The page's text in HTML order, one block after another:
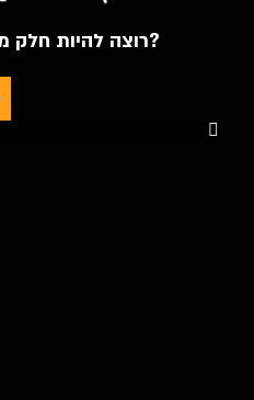
רוצה להיות חלק מפוליטיקלי קוראת?